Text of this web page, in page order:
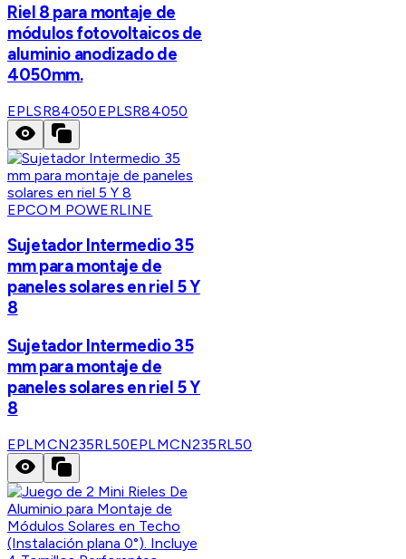
Riel 8 para montaje de
módulos fotovoltaicos de
aluminio anodizado de
4050mm.
EPLSR84050EPLSR84050
EPCOM POWERLINE
Sujetador Intermedio 35
mm para montaje de
paneles solares en riel 5 Y
8
Sujetador Intermedio 35
mm para montaje de
paneles solares en riel 5 Y
8
EPLMCN235RL50EPLMCN235RL50